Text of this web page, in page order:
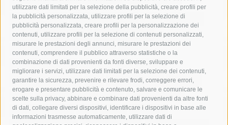
utilizzare dati limitati per la selezione della pubblicità, creare profili per
la pubblicità personalizzata, utilizzare profili per la selezione di
pubblicità personalizzata, creare profili per la personalizzazione dei
contenuti, utilizzare profili per la selezione di contenuti personalizzati,
misurare le prestazioni degli annunci, misurare le prestazioni dei
contenuti, comprendere il pubblico attraverso statistiche o la
combinazione di dati provenienti da fonti diverse, sviluppare e
migliorare i servizi, utilizzare dati limitati per la selezione dei contenuti,
garantire la sicurezza, prevenire e rilevare frodi, correggere errori,
erogare e presentare pubblicità e contenuto, salvare e comunicare le
scelte sulla privacy, abbinare e combinare dati provenienti da altre fonti
di dati, collegare diversi dispositivi, identificare i dispositivi in base alle
informazioni trasmesse automaticamente, utilizzare dati di
area marina protetta di punta campanella
arresto
Asl Napoli 3 sud
capitaneria di porto capri
carabinieri
castellammare di stabia
circumvesuviana
comune di sorrento
concerto
contagi
costiera amalfitana
covid-19 eav
elezioni
fondazione sorrento
gori guardia costiera
incidente
lavori
lorenzo balducelli mare
massa lubrense
massimo coppola
Meta napoli
ordinanza